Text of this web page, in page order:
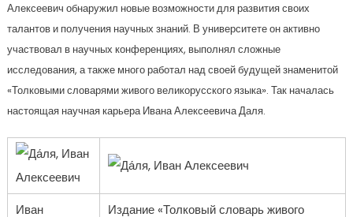
Алексеевич обнаружил новые возможности для развития своих
талантов и получения научных знаний. В университете он активно
участвовал в научных конференциях, выполнял сложные
исследования, а также много работал над своей будущей знаменитой
«Толковыми словарями живого великорусского языка». Так началась
настоящая научная карьера Ивана Алексеевича Даля.
Иван
Издание «Толковый словарь живого